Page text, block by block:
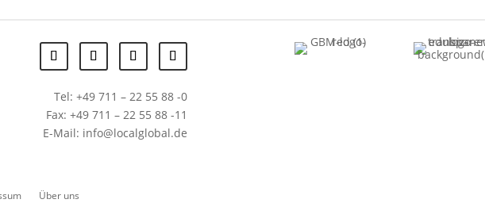
Tel: +49 711 – 22 55 88 -0
Fax: +49 711 – 22 55 88 -11
E-Mail: info@localglobal.de
Über uns